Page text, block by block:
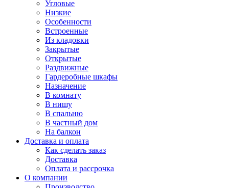
Угловые
Низкие
Особенности
Встроенные
Из кладовки
Закрытые
Открытые
Раздвижные
Гардеробные шкафы
Назначение
В комнату
В нишу
В спальню
В частный дом
На балкон
Доставка и оплата
Как сделать заказ
Доставка
Оплата и рассрочка
О компании